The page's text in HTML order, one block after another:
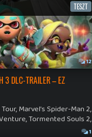
TESZT
12
3 DLC-TRAILER – EZ
Marvel's Spider-Man 2,
Tormented Souls 2,
2: The Beast Within.
1